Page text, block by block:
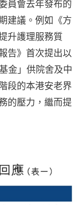
員會去年發布的
建議。例如《方
升護理服務質
告》首次提出以
金」供院舍及中
段的本港安老界
的壓力，繼而提